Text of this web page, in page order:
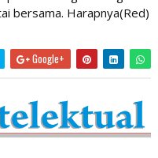
bersama. Harapnya(Red)
Google+